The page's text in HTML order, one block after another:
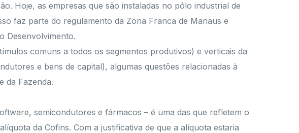
Hoje, as empresas que são instaladas no pólo industrial de
faz parte do regulamento da Zona Franca de Manaus e
Desenvolvimento.
comuns a todos os segmentos produtivos) e verticais da
e bens de capital), algumas questões relacionadas à
da Fazenda.
semicondutores e fármacos – é uma das que refletem o
da Cofins. Com a justificativa de que a alíquota estaria